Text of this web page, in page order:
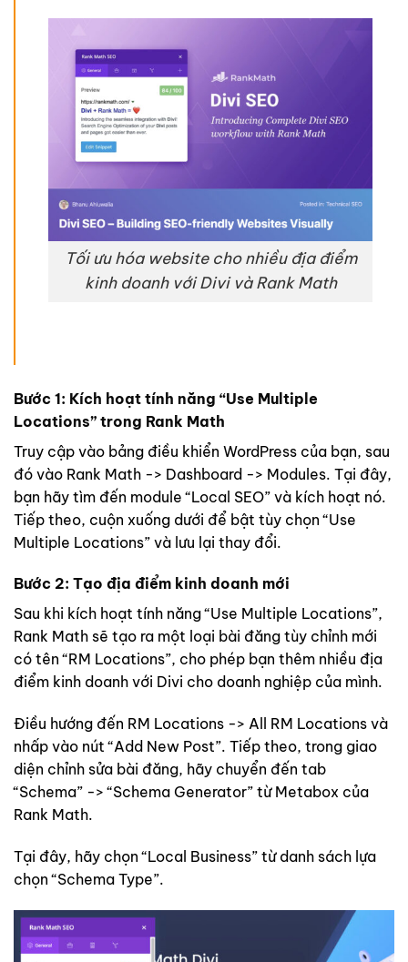
Tối ưu hóa website cho nhiều địa điểm
kinh doanh với Divi và Rank Math
Bước 1: Kích hoạt tính năng “Use Multiple
Locations” trong Rank Math
Truy cập vào bảng điều khiển WordPress của bạn, sau
đó vào Rank Math -> Dashboard -> Modules. Tại đây,
bạn hãy tìm đến module “Local SEO” và kích hoạt nó.
Tiếp theo, cuộn xuống dưới để bật tùy chọn “Use
Multiple Locations” và lưu lại thay đổi.
Bước 2: Tạo địa điểm kinh doanh mới
Sau khi kích hoạt tính năng “Use Multiple Locations”,
Rank Math sẽ tạo ra một loại bài đăng tùy chỉnh mới
có tên “RM Locations”, cho phép bạn thêm nhiều địa
điểm kinh doanh với Divi cho doanh nghiệp của mình.
Điều hướng đến RM Locations -> All RM Locations và
nhấp vào nút “Add New Post”. Tiếp theo, trong giao
diện chỉnh sửa bài đăng, hãy chuyển đến tab
“Schema” -> “Schema Generator” từ Metabox của
Rank Math.
Tại đây, hãy chọn “Local Business” từ danh sách lựa
chọn “Schema Type”.